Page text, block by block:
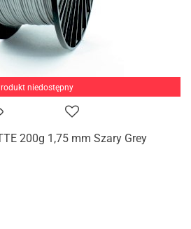
niedostępny
200g 1,75 mm Szary Grey